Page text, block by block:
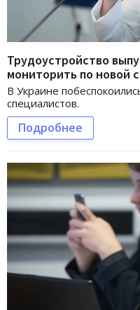
Трудоустройство
мониторить по новой
В Украине
специалистов.
Подробнее